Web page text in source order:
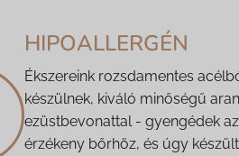
HIPOALLERGÉN
Ékszereink rozsdamentes
készülnek, kiváló minőségű
ezüstbevonattal - gyengédek az
érzékeny bőrhöz, és úgy